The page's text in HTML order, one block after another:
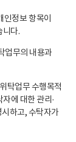
정보 항목이
니다.
업무의 내용과
탁업무 수행목적
에 대한 관리·
하고, 수탁자가